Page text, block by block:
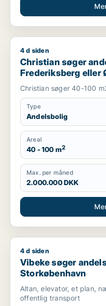
Christian søger
4 d siden
Christian søger
Frederiksberg eller
Christian søger 40-100
Type
Andelsbolig
Areal
40 - 100 m2
Max. per måned
2.000.000 DKK
Vibeke søger andelsbolig
4 d siden
Vibeke søger
Storkøbenhavn
Altan, elevator, et plan,
offentlig transport